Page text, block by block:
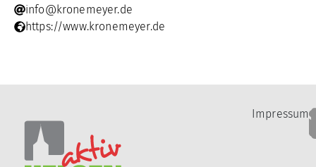
info@kronemeyer.de
https://www.kronemeyer.de
Impressum